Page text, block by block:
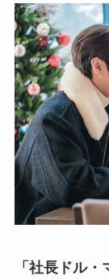
「社長ドル・